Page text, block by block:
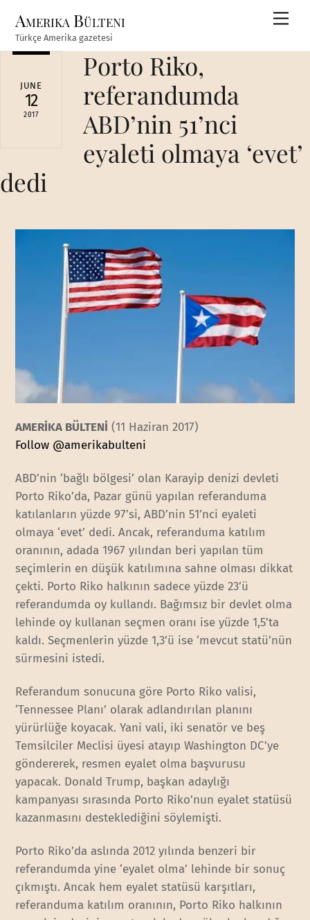
content
Amerika Bülteni
Türkçe Amerika gazetesi
JUNE
12
2017
Porto Riko,
referandumda
ABD’nin 51’nci
eyaleti olmaya ‘evet’
dedi
AMERİKA BÜLTENİ (11 Haziran 2017)
Follow @amerikabulteni
ABD’nin ‘bağlı bölgesi’ olan Karayip denizi devleti
Porto Riko’da, Pazar günü yapılan referanduma
katılanların yüzde 97’si, ABD’nin 51’nci eyaleti
olmaya ‘evet’ dedi. Ancak, referanduma katılım
oranının, adada 1967 yılından beri yapılan tüm
seçimlerin en düşük katılımına sahne olması dikkat
çekti. Porto Riko halkının sadece yüzde 23’ü
referandumda oy kullandı. Bağımsız bir devlet olma
lehinde oy kullanan seçmen oranı ise yüzde 1,5’ta
kaldı. Seçmenlerin yüzde 1,3’ü ise ‘mevcut statü’nün
sürmesini istedi.
Referandum sonucuna göre Porto Riko valisi,
‘Tennessee Planı’ olarak adlandırılan planını
yürürlüğe koyacak. Yani vali, iki senatör ve beş
Temsilciler Meclisi üyesi atayıp Washington DC’ye
göndererek, resmen eyalet olma başvurusu
yapacak. Donald Trump, başkan adaylığı
kampanyası sırasında Porto Riko’nun eyalet statüsü
kazanmasını desteklediğini söylemişti.
Porto Riko’da aslında 2012 yılında benzeri bir
referandumda yine ‘eyalet olma’ lehinde bir sonuç
çıkmıştı. Ancak hem eyalet statüsü karşıtları,
referanduma katılım oranının, Porto Riko halkının